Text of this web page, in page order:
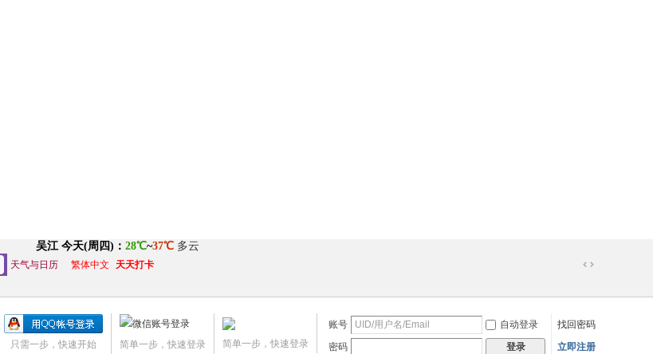
天气与日历 繁体中文 天天打卡
换
宽
账号 自动登录
找回密码
密码
登录 立即注册
简单一步，快速登录
简单一步，快速登录
只需一步，快速开始